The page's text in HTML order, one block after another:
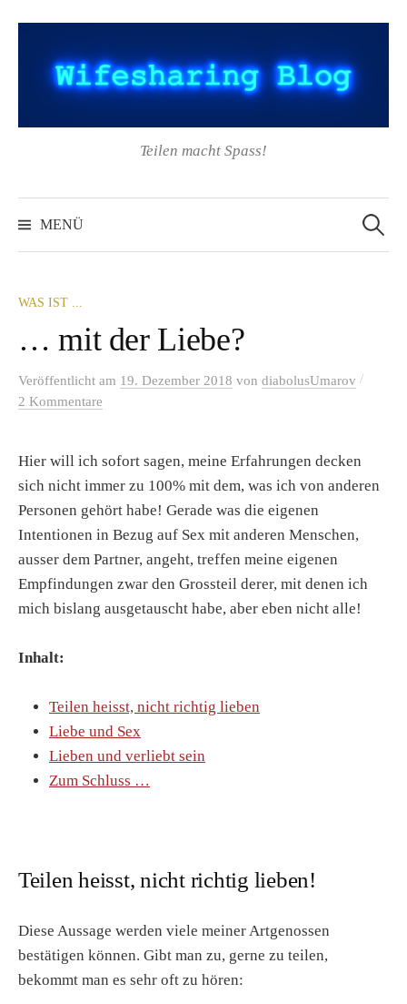
Inhalt
Teilen macht Spass!
MENÜ
nach:
WAS IST ...
… mit der Liebe?
Veröffentlicht am 19. Dezember 2018 von diabolusUmarov /
2 Kommentare
Hier will ich sofort sagen, meine Erfahrungen decken
sich nicht immer zu 100% mit dem, was ich von anderen
Personen gehört habe! Gerade was die eigenen
Intentionen in Bezug auf Sex mit anderen Menschen,
ausser dem Partner, angeht, treffen meine eigenen
Empfindungen zwar den Grossteil derer, mit denen ich
mich bislang ausgetauscht habe, aber eben nicht alle!
Inhalt:
Teilen heisst, nicht richtig lieben
Liebe und Sex
Lieben und verliebt sein
Zum Schluss …
Teilen heisst, nicht richtig lieben!
Diese Aussage werden viele meiner Artgenossen
bestätigen können. Gibt man zu, gerne zu teilen,
bekommt man es sehr oft zu hören: